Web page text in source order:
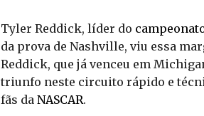
Tyler Reddick, líder do
da prova de Nashville, viu essa
Reddick, que já venceu em
triunfo neste circuito rápido e
fãs da NASCAR.